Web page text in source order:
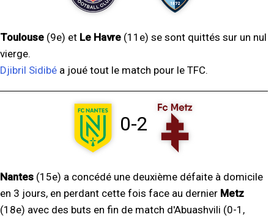
Toulouse (9e) et Le Havre (11e) se sont quittés sur un nul
vierge.
Djibril Sidibé a joué tout le match pour le TFC.
0-2
Nantes (15e) a concédé une deuxième défaite à domicile
en 3 jours, en perdant cette fois face au dernier Metz
(18e) avec des buts en fin de match d'Abuashvili (0-1,